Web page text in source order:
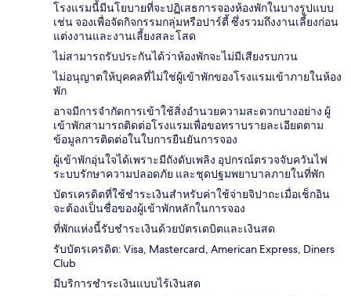
โรงแรมนี้มีนโยบายที่จะปฏิเสธการจองห้องพักในบางรูปแบบ
เช่น จองเพื่อจัดกิจกรรมกลุ่มหรือปาร์ตี้ ซึ่งรวมถึงงานเลี้ยงก่อน
แต่งงานและงานเลี้ยงสละโสด
ไม่สามารถรับประกันได้ว่าห้องพักจะไม่มีเสียงรบกวน
ไม่อนุญาตให้บุคคลที่ไม่ใช่ผู้เข้าพักของโรงแรมเข้าภายในห้อง
พัก
อาจมีการจำกัดการเข้าใช้สิ่งอำนวยความสะดวกบางอย่าง ผู้
เข้าพักสามารถติดต่อโรงแรมเพื่อขอทราบรายละเอียดตาม
ข้อมูลการติดต่อในใบการยืนยันการจอง
ผู้เข้าพักอุ่นใจได้เพราะมีถังดับเพลิง อุปกรณ์ตรวจจับควันไฟ
ระบบรักษาความปลอดภัย และชุดปฐมพยาบาลภายในที่พัก
บัตรเครดิตที่ใช้ชำระเงินสำหรับค่าใช้จ่ายจิปาถะเมื่อเช็กอิน
จะต้องเป็นชื่อของผู้เข้าพักหลักในการจอง
ที่พักแห่งนี้รับชำระเงินด้วยบัตรเดบิตและเงินสด
รับบัตรเครดิต: Visa, Mastercard, American Express, Diners
Club
มีบริการชำระเงินแบบไร้เงินสด